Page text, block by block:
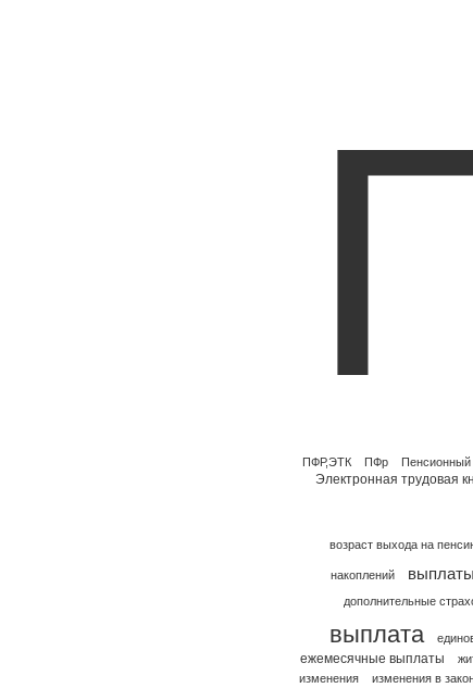
ПФР,ЭТК ПФр
Электронная трудовая
возраст выхода на
накоплений выплаты
дополнительные
выплата
ежемесячные выплаты
изменения
изменения в